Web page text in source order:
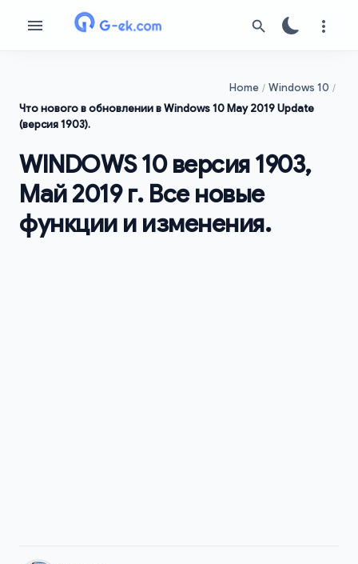
Home
Windows 10
Что нового в обновлении в Windows 10 May 2019 Update
(версия 1903).
WINDOWS 10 версия 1903,
Май 2019 г. Все новые
функции и изменения.